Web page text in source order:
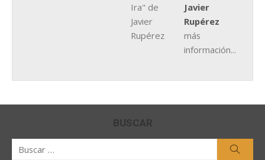
Javier
Rupérez
más
información...
BUSCAR